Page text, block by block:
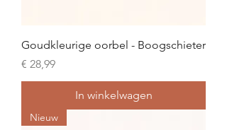
Goudkleurige oorbel - Boogschieter
Prijs
€ 28,99
In winkelwagen
Nieuw